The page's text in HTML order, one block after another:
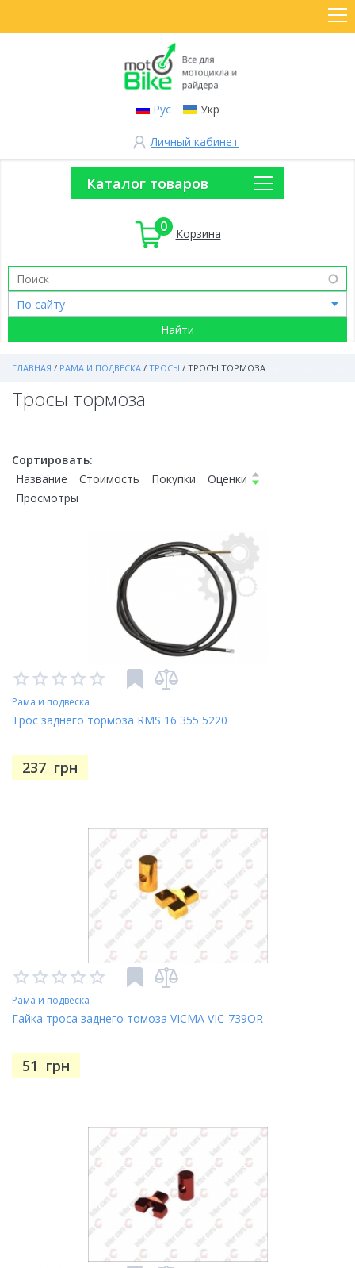
Рус Укр
Личный кабинет
Каталог товаров
0 Корзина
ГЛАВНАЯ / РАМА И ПОДВЕСКА / ТРОСЫ / ТРОСЫ ТОРМОЗА
Тросы тормоза
Сортировать:
Название
Стоимость Покупки
Оценки
Просмотры
Рама и подвеска
Трос заднего тормоза RMS 16 355 5220
237 грн
Рама и подвеска
Гайка троса заднего томоза VICMA VIC-739OR
51 грн